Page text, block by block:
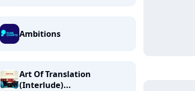
Ambitions
Art Of Translation
(Interlude)...